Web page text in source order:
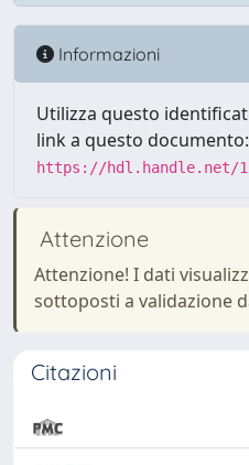
Informazioni
Utilizza questo
link a questo documento:
https://hdl.handle.net/
Attenzione
Attenzione! I dati
sottoposti a validazione
Citazioni